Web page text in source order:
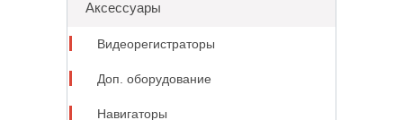
Аксессуары
Видеорегистраторы
Доп. оборудование
Навигаторы